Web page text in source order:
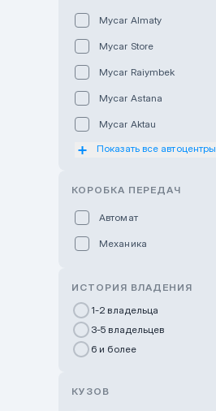
Mycar Almaty
Mycar Store
Mycar Raiymbek
Mycar Astana
Mycar Aktau
Mycar Uralsk
GWM Nurly Zhol
Chery Astana
Показать все автоцентры
КОРОБКА ПЕРЕДАЧ
Автомат
Механика
ИСТОРИЯ ВЛАДЕНИЯ
1-2 владельца
3-5 владельцев
6 и более
КУЗОВ